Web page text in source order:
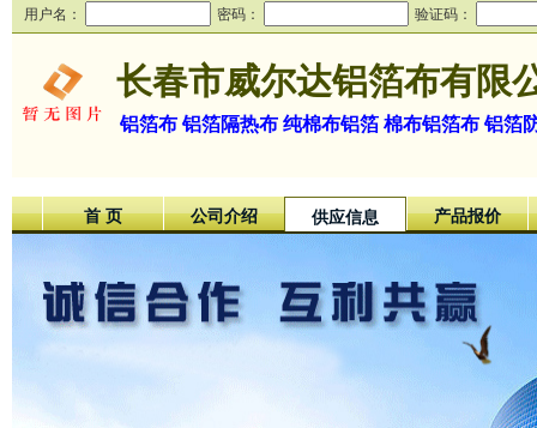
用户名： 密码： 验证码：
长春市威尔达铝箔布有限
铝箔布 铝箔隔热布 纯棉布铝箔 棉布铝箔布 铝箔
首 页 公司介绍 供应信息 产品报价